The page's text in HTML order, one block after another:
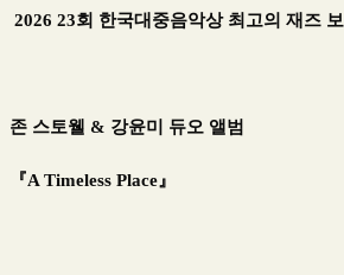
2026 23회 한국대중음악상 최고의 재즈
존 스토웰 & 강윤미 듀오 앨범
『A Timeless Place 』